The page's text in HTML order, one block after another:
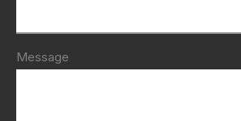
Message